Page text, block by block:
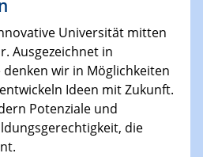
Universität mitten
Ausgezeichnet in
wir in Möglichkeiten
Ideen mit Zukunft.
Potenziale und
die